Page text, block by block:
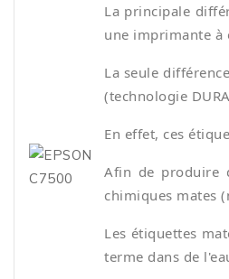
La principale
une imprimante à
La seule
(technologie
En effet, ces
Afin de produire
chimiques mates
Les étiquettes
terme dans de